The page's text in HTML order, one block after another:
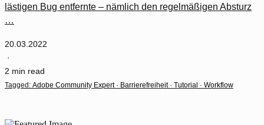
lästigen Bug entfernte – nämlich den regelmäßigen Absturz
…
20.03.2022
·
2 min read
Tagged: Adobe Community Expert· Barrierefreiheit· Tutorial · Workflow